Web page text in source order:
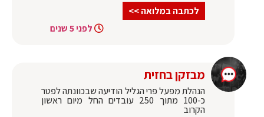
לכתבה במלואה >>
לפני 5 שנים
מבזקן בחזית
הנהלת מפעל פרי הגליל הודיעה שבכוונתה לפטר
כ-100 מתוך 250 עובדים החל מיום ראשון
הקרוב